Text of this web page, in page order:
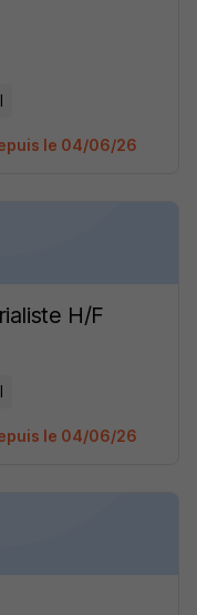
le 04/06/26
H/F
le 04/06/26